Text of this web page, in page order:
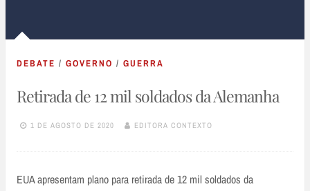
DEBATE / GOVERNO / GUERRA
Retirada de 12 mil soldados da Alemanha
1 DE AGOSTO DE 2020 EDITORA CONTEXTO
EUA apresentam plano para retirada de 12 mil soldados da